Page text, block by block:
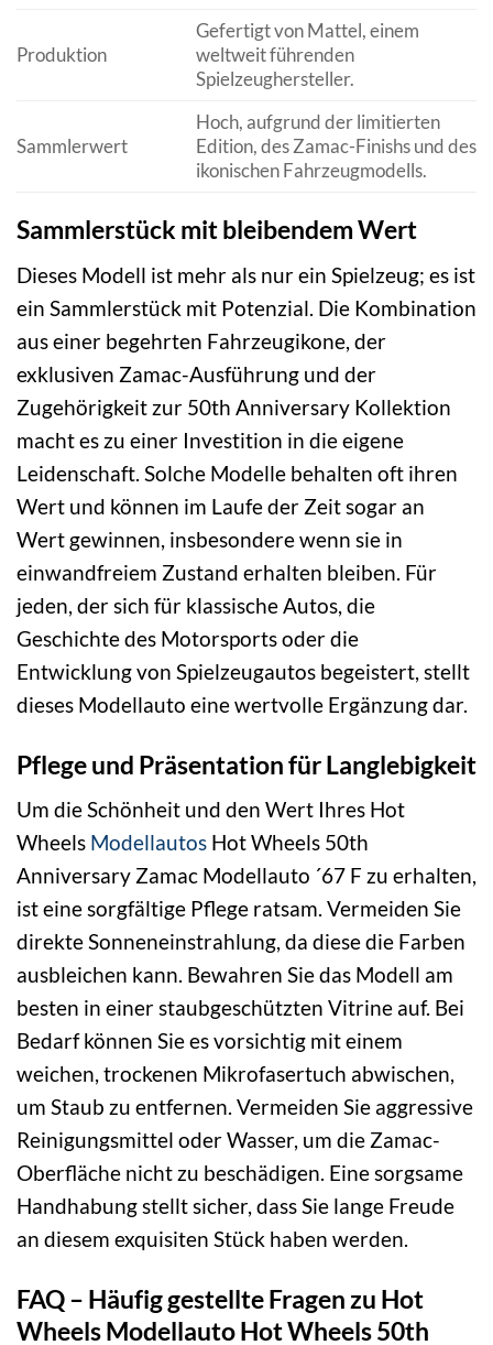
Produktion
Gefertigt von Mattel, einem
weltweit führenden
Spielzeughersteller.
Sammlerwert
Hoch, aufgrund der limitierten
Edition, des Zamac-Finishs und des
ikonischen Fahrzeugmodells.
Sammlerstück mit bleibendem Wert
Dieses Modell ist mehr als nur ein Spielzeug; es ist
ein Sammlerstück mit Potenzial. Die Kombination
aus einer begehrten Fahrzeugikone, der
exklusiven Zamac-Ausführung und der
Zugehörigkeit zur 50th Anniversary Kollektion
macht es zu einer Investition in die eigene
Leidenschaft. Solche Modelle behalten oft ihren
Wert und können im Laufe der Zeit sogar an
Wert gewinnen, insbesondere wenn sie in
einwandfreiem Zustand erhalten bleiben. Für
jeden, der sich für klassische Autos, die
Geschichte des Motorsports oder die
Entwicklung von Spielzeugautos begeistert, stellt
dieses Modellauto eine wertvolle Ergänzung dar.
Pflege und Präsentation für Langlebigkeit
Um die Schönheit und den Wert Ihres Hot
Wheels Modellautos Hot Wheels 50th
Anniversary Zamac Modellauto ´67 F zu erhalten,
ist eine sorgfältige Pflege ratsam. Vermeiden Sie
direkte Sonneneinstrahlung, da diese die Farben
ausbleichen kann. Bewahren Sie das Modell am
besten in einer staubgeschützten Vitrine auf. Bei
Bedarf können Sie es vorsichtig mit einem
weichen, trockenen Mikrofasertuch abwischen,
um Staub zu entfernen. Vermeiden Sie aggressive
Reinigungsmittel oder Wasser, um die Zamac-
Oberfläche nicht zu beschädigen. Eine sorgsame
Handhabung stellt sicher, dass Sie lange Freude
an diesem exquisiten Stück haben werden.
FAQ – Häufig gestellte Fragen zu Hot
Wheels Modellauto Hot Wheels 50th